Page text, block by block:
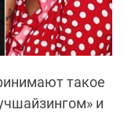
такое
и